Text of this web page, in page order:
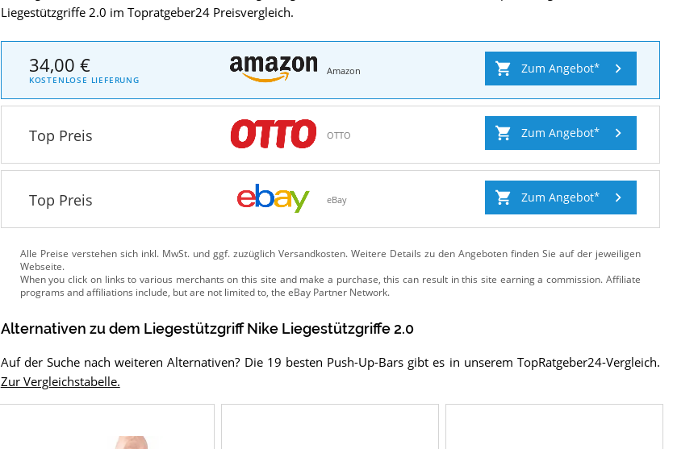
Liegestützgriffe 2.0 im Topratgeber24 Preisvergleich.
34,00 €
KOSTENLOSE LIEFERUNG
Amazon Zum Angebot
Top Preis OTTO Zum Angebot
Top Preis eBay Zum Angebot
Alle Preise verstehen sich inkl. MwSt. und ggf. zuzüglich Versandkosten. Weitere Details zu den Angebotenfinden Sie auf der jeweiligen
Webseite.
Alternativen zu dem Liegestützgriff Nike Liegestützgriffe 2.0
Auf der Suche nach weiteren Alternativen? Die 19 besten Push-Up-Bars gibt es in unserem TopRatgeber24-Vergleich.
Zur Vergleichstabelle.